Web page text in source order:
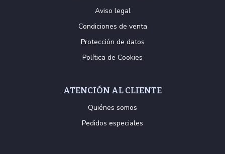
Aviso legal
Condiciones de venta
Protección de datos
Política de Cookies
ATENCIÓN AL CLIENTE
Quiénes somos
Pedidos especiales